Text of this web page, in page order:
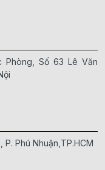
Phòng, Số 63 Lê Văn
Phú Nhuận,TP.HCM